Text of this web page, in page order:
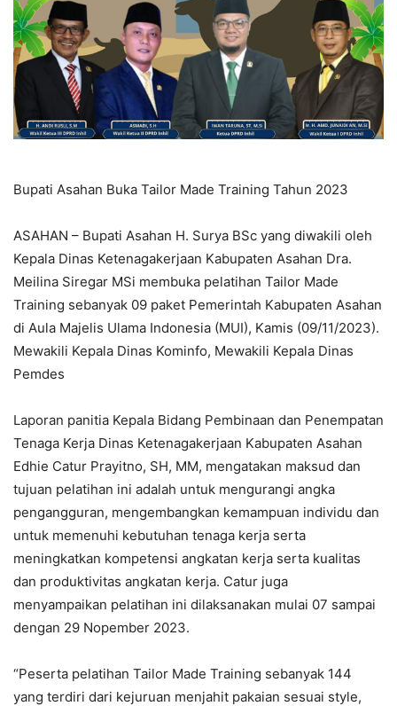
Bupati Asahan Buka Tailor Made Training Tahun 2023
ASAHAN – Bupati Asahan H. Surya BSc yang diwakili oleh
Kepala Dinas Ketenagakerjaan Kabupaten Asahan Dra.
Meilina Siregar MSi membuka pelatihan Tailor Made
Training sebanyak 09 paket Pemerintah Kabupaten Asahan
di Aula Majelis Ulama Indonesia (MUI), Kamis (09/11/2023).
Mewakili Kepala Dinas Kominfo, Mewakili Kepala Dinas
Pemdes
Laporan panitia Kepala Bidang Pembinaan dan Penempatan
Tenaga Kerja Dinas Ketenagakerjaan Kabupaten Asahan
Edhie Catur Prayitno, SH, MM, mengatakan maksud dan
tujuan pelatihan ini adalah untuk mengurangi angka
pengangguran, mengembangkan kemampuan individu dan
untuk memenuhi kebutuhan tenaga kerja serta
meningkatkan kompetensi angkatan kerja serta kualitas
dan produktivitas angkatan kerja. Catur juga
menyampaikan pelatihan ini dilaksanakan mulai 07 sampai
dengan 29 Nopember 2023.
“Peserta pelatihan Tailor Made Training sebanyak 144
yang terdiri dari kejuruan menjahit pakaian sesuai style,